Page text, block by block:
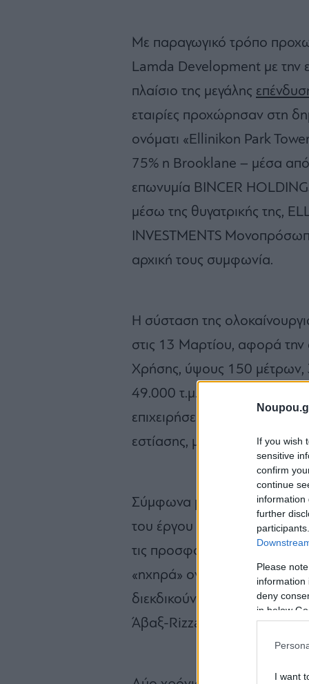
If you wish
sensitive
confirm
continue
information
further
Please
information
deny
in below
I want
Με παραγωγικό τρόπο
Lamda Development με την
πλαίσιο της μεγάλης
εταιρίες προχώρησαν στη
ονόματι «Ellinikon Park
75% η Brooklane – μέσα από
επωνυμία BINCER
μέσω της θυγατρικής της,
INVESTMENTS
αρχική τους συμφωνία.
Η σύσταση της
στις 13 Μαρτίου, αφορά
Χρήσης, ύψους 150 μέτρων,
49.000 τ.μ., ο οποίος θα
επιχειρήσεις και χρήσεις,
εστίασης, μέχρι κατοικίες.
Σύμφωνα με τον αρχικό
του έργου φτάνει τα 200
τις προσφορές τους έχουν
«ηχηρά» ονόματα του
διεκδικούν το project,
Άβαξ-Rizzani de Eccher